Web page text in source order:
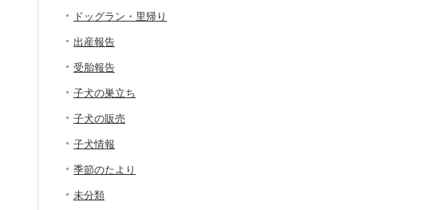
ドッグラン・里帰り
出産報告
受胎報告
子犬の巣立ち
子犬の販売
子犬情報
季節のたより
未分類